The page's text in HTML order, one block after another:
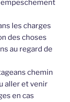
empeschement
les charges
des choses
au regard de
chemin
aller et venir
en cas